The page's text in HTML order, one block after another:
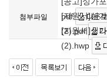
첨부파일
pdf
[지원서]싱
(2).pdf
[지원서]싱
(2).hwp